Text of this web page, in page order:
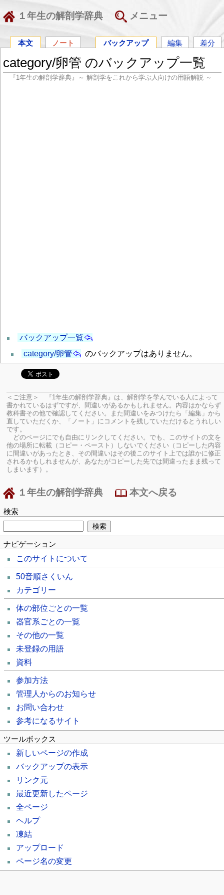
１年生の解剖学辞典 メニュー
本文 ノート バックアップ 編集 差分
category/卵管 のバックアップ一覧
『1年生の解剖学辞典』～ 解剖学をこれから学ぶ人向けの用語解説 ～
バックアップ一覧
category/卵管
のバックアップはありません。
＜ご注意＞ 『1年生の解剖学辞典』は、解剖学を学んでいる人によって
書かれているはずですが、間違いがあるかもしれません。内容はかならず
教科書その他で確認してください。
また間違いをみつけたら「編集」から
直していただくか、「ノート」にコメントを残していただけるとうれしい
です。
どのページにでも自由にリンクしてください。でも、このサイトの文を
他の場所に転載（コピー・ペースト）しないでください（コピーした内容
に間違いがあったとき、その間違いはその後このサイト上では誰かに修正
されるかもしれませんが、あなたがコピーした先では間違ったまま残って
しまいます）。
１年生の解剖学辞典 本文へ戻る
検索
ナビゲーション
このサイトについて
50音順さくいん
カテゴリー
体の部位ごとの一覧
器官系ごとの一覧
その他の一覧
未登録の用語
資料
参加方法
管理人からのお知らせ
お問い合わせ
参考になるサイト
ツールボックス
新しいページの作成
バックアップの表示
リンク元
最近更新したページ
全ページ
ヘルプ
凍結
アップロード
ページ名の変更